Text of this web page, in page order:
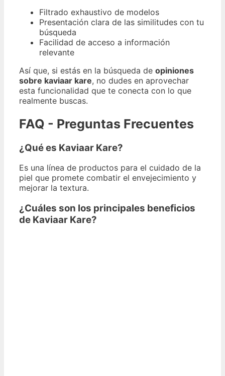
Filtrado exhaustivo de modelos
Presentación clara de las similitudes con tu
búsqueda
Facilidad de acceso a información
relevante
Así que, si estás en la búsqueda de opiniones
sobre kaviaar kare, no dudes en aprovechar
esta funcionalidad que te conecta con lo que
realmente buscas.
FAQ - Preguntas Frecuentes
¿Qué es Kaviaar Kare?
Es una línea de productos para el cuidado de la
piel que promete combatir el envejecimiento y
mejorar la textura.
¿Cuáles son los principales beneficios
de Kaviaar Kare?